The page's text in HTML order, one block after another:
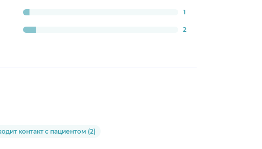
1
2
контакт с пациентом (2)